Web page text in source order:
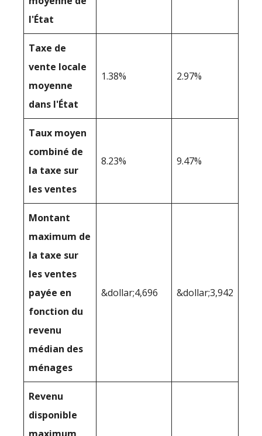
l'État
Taxe de
vente locale
moyenne
dans l'État
1.38% 2.97%
Taux moyen
combiné de
la taxe sur
les ventes
8.23% 9.47%
Montant
maximum de
la taxe sur
les ventes
payée en
fonction du
revenu
médian des
ménages
&dollar;4,696 &dollar;3,942
Revenu
disponible